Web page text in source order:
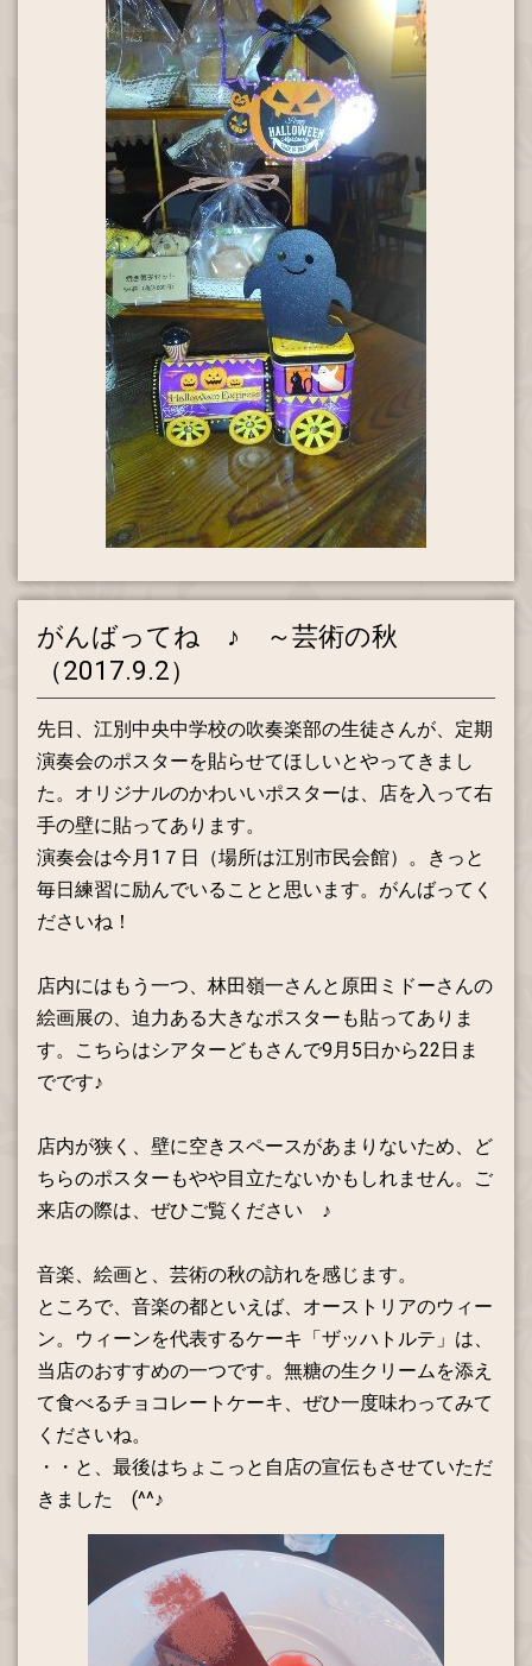
がんばってね ♪ ～芸術の秋
（2017.9.2）
先日、江別中央中学校の吹奏楽部の生徒さんが、定期
演奏会のポスターを貼らせてほしいとやってきまし
た。オリジナルのかわいいポスターは、店を入って右
手の壁に貼ってあります。
演奏会は今月1７日（場所は江別市民会館）。きっと
毎日練習に励んでいることと思います。がんばってく
ださいね！
店内にはもう一つ、林田嶺一さんと原田ミドーさんの
絵画展の、迫力ある大きなポスターも貼ってありま
す。こちらはシアターどもさんで9月5日から22日ま
でです♪
店内が狭く、壁に空きスペースがあまりないため、ど
ちらのポスターもやや目立たないかもしれません。ご
来店の際は、ぜひご覧ください ♪
音楽、絵画と、芸術の秋の訪れを感じます。
ところで、音楽の都といえば、オーストリアのウィー
ン。ウィーンを代表するケーキ「ザッハトルテ」は、
当店のおすすめの一つです。無糖の生クリームを添え
て食べるチョコレートケーキ、ぜひ一度味わってみて
くださいね。
・・と、最後はちょこっと自店の宣伝もさせていただ
きました (^^♪